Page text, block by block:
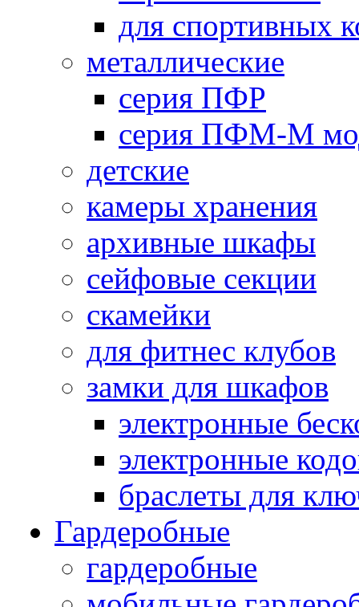
для спортивных
металлические
серия ПФР
серия ПФМ-М
детские
камеры хранения
архивные шкафы
сейфовые секции
скамейки
для фитнес клубов
замки для шкафов
электронные
электронные
браслеты для
Гардеробные
гардеробные